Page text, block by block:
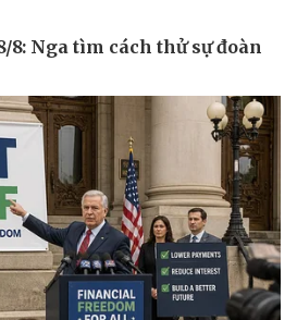
Quân sự - Quốc phòng
Vũ khí
Việt Nam
Phân tích